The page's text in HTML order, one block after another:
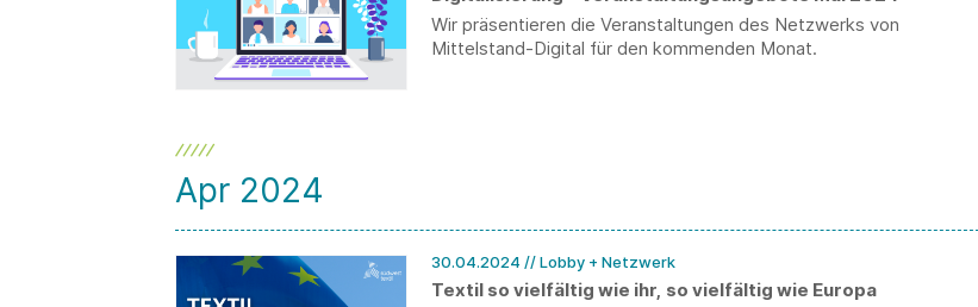
Wir präsentieren die Veranstaltungen des Netzwerks von
Mittelstand-Digital für den kommenden Monat.
Apr 2024
30.04.2024 // Lobby + Netzwerk
Textil so vielfältig wie ihr, so vielfältig wie Europa